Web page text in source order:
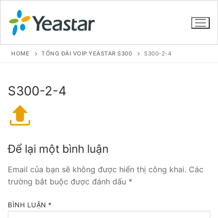
GIỚI THIỆU
SẢN PHẨM
VOIP PBX FOR SME
Tổng đài VoIP Yeastar S412
Tổng đài VoIP Yeastar S20
Tổng đài VoIP Yeastar S100
HOME TỔNG ĐÀI VOIP YEASTAR S300 S300-2-4
S300-2-4
Để lại một bình luận
Email của bạn sẽ không được hiển thị công khai. Các
trường bắt buộc được đánh dấu *
BÌNH LUẬN *